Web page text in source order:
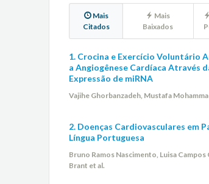
Mais
Citados
Mais
Baixados
1. Crocina e Exercício Voluntário
a Angiogênese Cardíaca Através
Expressão de miRNA
Vajihe Ghorbanzadeh, Mustafa
2. Doenças Cardiovasculares em
Língua Portuguesa
Bruno Ramos Nascimento, Luisa Campos
Brant et al.